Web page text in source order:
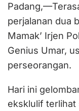
perjalanan dua
Mamak’ Irjen
Genius Umar,
perseorangan.
Hari ini
eksklulif terlihat